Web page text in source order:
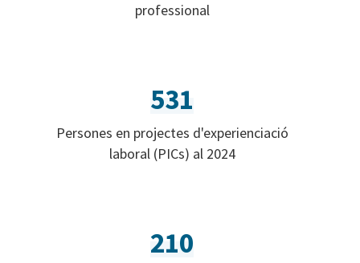
professional
531
Persones en projectes d'experienciació
laboral (PICs) al 2024
210